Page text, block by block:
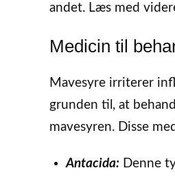
andet. Læs med
Medicin til
Mavesyre irriterer
grunden til, at
mavesyren. Disse
Antacida: Denne